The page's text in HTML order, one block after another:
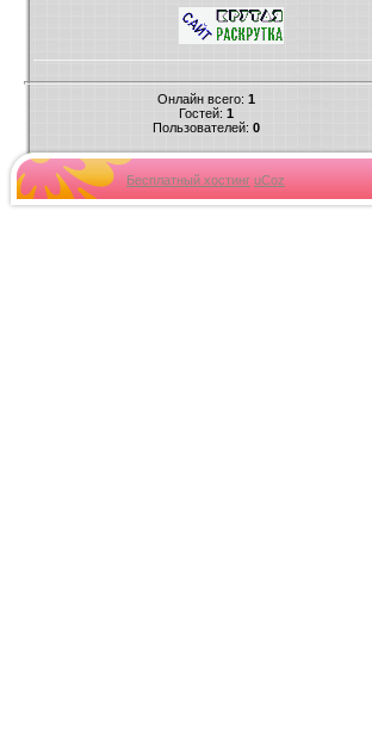
Онлайн всего: 1
Гостей: 1
Пользователей: 0
Бесплатный хостинг uCoz